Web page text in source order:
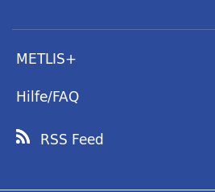
METLIS+
Hilfe/FAQ
RSS Feed